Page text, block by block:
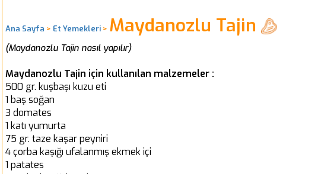
Ana Sayfa > Et Yemekleri> Maydanozlu Tajin
(Maydanozlu Tajin nasıl yapılır)
Maydanozlu Tajin için kullanılan malzemeler :
500 gr. kuşbaşı kuzu eti
1 baş soğan
3 domates
1 katı yumurta
75 gr. taze kaşar peyniri
4 çorba kaşığı ufalanmış ekmek içi
1 patates